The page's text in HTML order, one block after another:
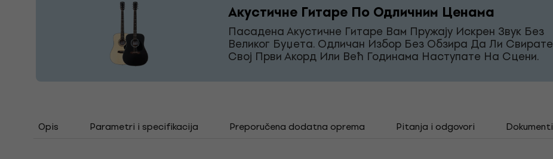
Акустичне Гитаре По Одличним Ценама
Пасадена Акустичне Гитаре Вам Пружају Искрен Звук Без
Великог Буџета. Одличан Избор Без Обзира Да Ли Свирате
Свој Први Акорд Или Већ Годинама Наступате На Сцени.
Opis Parametri i specifikacija Preporučena dodatna oprema Pitanja i odgovori Dokumenti